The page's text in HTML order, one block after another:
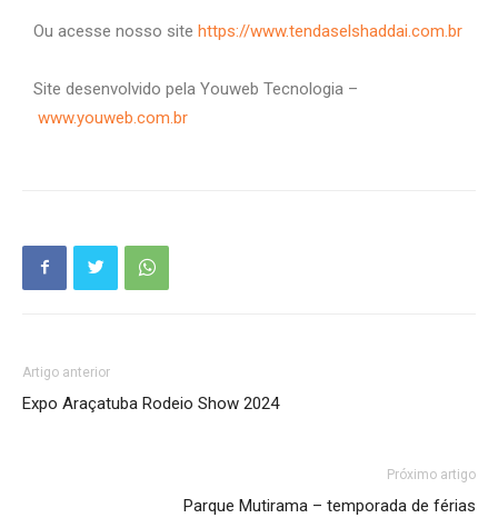
Ou acesse nosso site https://www.tendaselshaddai.com.br
Site desenvolvido pela Youweb Tecnologia –
www.youweb.com.br
Artigo anterior
Expo Araçatuba Rodeio Show 2024
Próximo artigo
Parque Mutirama – temporada de férias